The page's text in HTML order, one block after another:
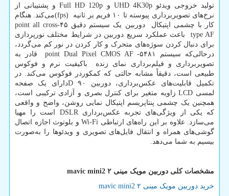
تولید خروجی ویدئو UHD 4K30p و Full HD 120p و پشتیبانی از
نرخ‌های تصویربرداری پیوسته تا ۱۰ فریم بر ثانیه
(fps)می‌کند. هنگام
کار با چشمی اپتیکال دوربین یک سیستم دقیق ۴۵
point all cross-
type AF باعث عملکرد سریع دوربین در شرایط مختلف نورپردازی
برای دنبال کردن سوژه‌های متحرک و کار کردن در نور کم می‌گردد،
درحالی‌که سیستم ۵۴۸۱
-
point Dual Pixel CMOS AFقادر به
تصویربرداری و فیلم‌برداری نمای زنده باکیفیت نرم و فوکوس
طبیعی است، دقیقاً مشابه حالتی که کمکوردر فوکوس می‌کند. در
تکمیل قابلیت‌های عکس‌برداری، دوربین ۹۰
Dدارای یک صفحه
لمسی LCD زاویه متغیر برای کنترل بصری و آزادی ترکیبی است،
همچنین یک چشمی پنتاپریسم اپتیکال نمایی روشن، واضح و واقعی
که یکی از ویژگی‌های تجربه عکس‌برداری DSLR است را مهیا
می‌سازد. علاوه بر این راه‌های ارتباطی Wi-Fi و بلوتوث اجازه اتصال
گوشی‌های همراه و انتقال فایل‌های تصویری و ویدئوها را به‌صورت
بیسیم به شما می‌دهد.
مشخصات کلی دوربین مویک مینی ۲ mavic mini2
خرید دوربین مویک مینی ۲
mavic mini2